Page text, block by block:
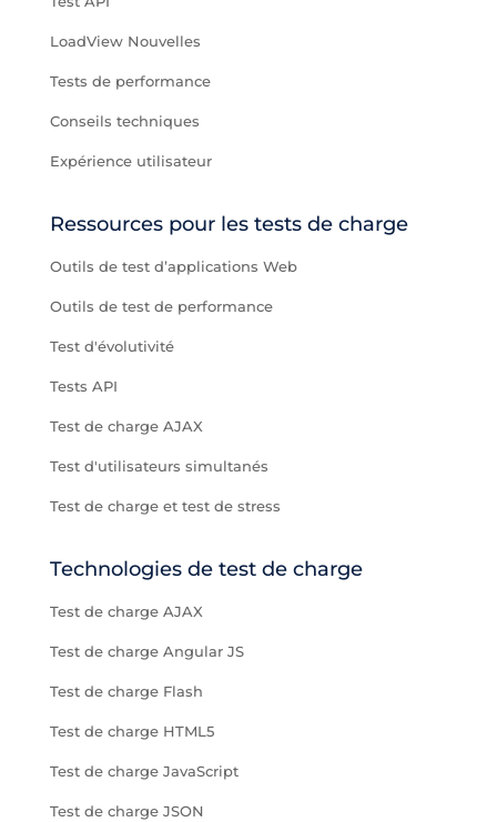
LoadView Nouvelles
Tests de performance
Conseils techniques
Expérience utilisateur
Ressources pour les tests de charge
Outils de test d’applications Web
Outils de test de performance
Test d'évolutivité
Tests API
Test de charge AJAX
Test d'utilisateurs simultanés
Test de charge et test de stress
Technologies de test de charge
Test de charge AJAX
Test de charge Angular JS
Test de charge Flash
Test de charge HTML5
Test de charge JavaScript
Test de charge JSON